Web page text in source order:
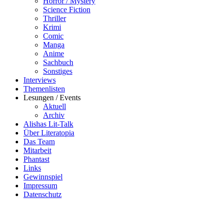
Science Fiction
Thriller
Krimi
Comic
Manga
Anime
Sachbuch
Sonstiges
Interviews
Themenlisten
Lesungen / Events
Aktuell
Archiv
Alishas Lit-Talk
Über Literatopia
Das Team
Mitarbeit
Phantast
Links
Gewinnspiel
Impressum
Datenschutz